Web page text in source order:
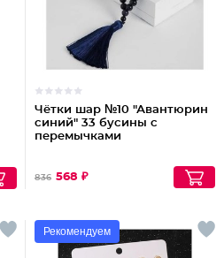
Чётки шар №10 "Авантюрин
синий" 33 бусины с
перемычками
836 568 ₽
Рекомендуем